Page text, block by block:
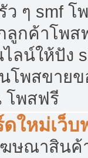
ว ๆ smf
ลูกค้าโพส
ลน์ให้ปัง
โพสขาย
โพสฟรี
ดใหม่เว็บ
ฆษณาสิน